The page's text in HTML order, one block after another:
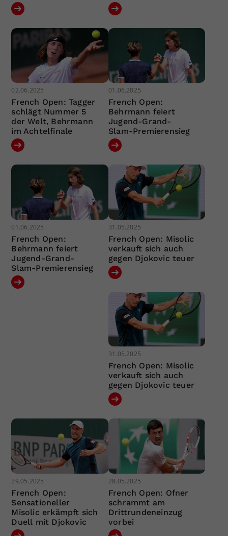
02.06.2025
French Open: Tagger
schlägt Nummer 5
der Welt, Behrmann
im Achtelfinale
01.06.2025
French Open:
Behrmann feiert
Jugend-Grand-
Slam-Premierensieg
01.06.2025
French Open:
Behrmann feiert
Jugend-Grand-
Slam-Premierensieg
31.05.2025
French Open: Misolic
verkauft sich auch
gegen Djokovic teuer
31.05.2025
French Open: Misolic
verkauft sich auch
gegen Djokovic teuer
29.05.2025
French Open:
Sensationeller
Misolic erkämpft sich
Duell mit Djokovic
28.05.2025
French Open: Ofner
schrammt am
Drittrundeneinzug
vorbei